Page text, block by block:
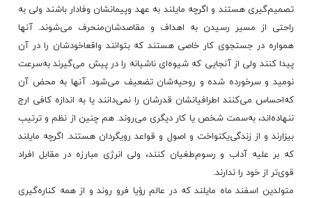
تصمیم‌گیری‌ هستند و اگرچه‌ مایلند به‌ عهد وپیمانشان‌ وفادار باشند ولی‌ به‌
راحتی‌ از مسیر رسیدن‌ به‌ اهداف‌ و مقاصدشان‌منحرف‌ می‌شوند. آنها
همواره‌ در جستجوی‌ کار خاصی‌ هستند که‌ بتوانند واقعاخودشان‌ را در آن‌
پیدا کنند ولی‌ از آنجایی‌ که‌ شیوه‌ای‌ ناشیانه‌ را در پیش‌ می‌گیرند به‌سرعت‌
نومید و سرخورده‌ شده‌ و روحیه‌شان‌ تضعیف‌ می‌شود. آنها به‌ محض‌ آن‌
که‌احساس‌ می‌کنند اطرافیانشان‌ قدرشان‌ را نمی‌دانند یا به‌ اندازه‌ کافی‌ ارج‌
ننهاده‌اند، به‌سمت‌ شخص‌ یا کار دیگری‌ می‌روند. هم‌ چنین‌ از نظم‌ و ترتیب‌
بیزارند و از زندگی‌یکنواخت‌ و اصول‌ و قواعد رویگردان‌ هستند. اگرچه‌ مایلند
که‌ بر علیه‌ آداب‌ و رسوم‌طغیان‌ کنند، ولی‌ انرژی‌ مبارزه‌ در مقابل‌ افراد
قوی‌تر از خود را ندارند.
متولدین‌ اسفند ماه‌ مایلند که‌ در عالم‌ رؤیا فرو روند و از همه‌ کناره‌گیری‌